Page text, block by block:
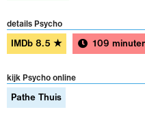
details Psycho
IMDb 8.5 ★ 109
kijk Psycho online
Pathe Thuis